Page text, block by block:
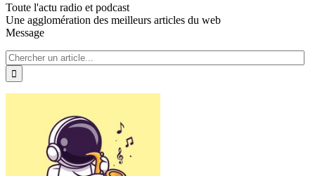
Toute l'actu radio et podcast
Une agglomération des meilleurs articles du web
Message